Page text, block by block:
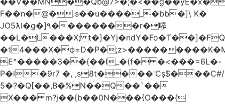
F��n�@�.s��u����_�bb�]\ K�
JO5ƛI�ɡ�]٩��������r�㖭
��L�L���X;
�˦4���X�ϕ=D�P�;z>�����
E^�����3��{��I_�(f� �<���=6L�-
P�l�9r7 �, ,s8t����'Cş$���C#/
5�?�Q[��,B�%N��Q��`��
X��� m?j��{b��0N���{O���{